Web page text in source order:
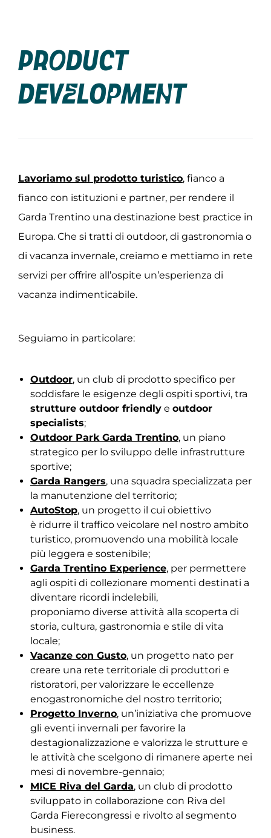
Product
Development
Lavoriamo sul prodotto turistico, fianco a
fianco con istituzioni e partner, per rendere il
Garda Trentino una destinazione best practice in
Europa. Che si tratti di outdoor, di gastronomia o
di vacanza invernale, creiamo e mettiamo in rete
servizi per offrire all’ospite un’esperienza di
vacanza indimenticabile.
Seguiamo in particolare:
Outdoor, un club di prodotto specifico per
soddisfare le esigenze degli ospiti sportivi, tra
strutture outdoor friendly e outdoor
specialists;
Outdoor Park Garda Trentino, un piano
strategico per lo sviluppo delle infrastrutture
sportive;
Garda Rangers, una squadra specializzata per
la manutenzione del territorio;
AutoStop, un progetto il cui obiettivo
è ridurre il traffico veicolare nel nostro ambito
turistico, promuovendo una mobilità locale
più leggera e sostenibile;
Garda Trentino Experience, per permettere
agli ospiti di collezionare momenti destinati a
diventare ricordi indelebili,
proponiamo diverse attività alla scoperta di
storia, cultura, gastronomia e stile di vita
locale;
Vacanze con Gusto, un progetto nato per
creare una rete territoriale di produttori e
ristoratori, per valorizzare le eccellenze
enogastronomiche del nostro territorio;
Progetto Inverno, un’iniziativa che promuove
gli eventi invernali per favorire la
destagionalizzazione e valorizza le strutture e
le attività che scelgono di rimanere aperte nei
mesi di novembre-gennaio;
MICE Riva del Garda, un club di prodotto
sviluppato in collaborazione con Riva del
Garda Fierecongressi e rivolto al segmento
business.